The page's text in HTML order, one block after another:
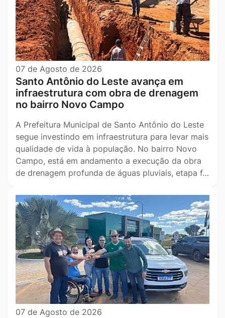
07 de Agosto de 2026
Santo Antônio do Leste avança em
infraestrutura com obra de drenagem
no bairro Novo Campo
A Prefeitura Municipal de Santo Antônio do Leste
segue investindo em infraestrutura para levar mais
qualidade de vida à população. No bairro Novo
Campo, está em andamento a execução da obra
de drenagem profunda de águas pluviais, etapa f…
07 de Agosto de 2026